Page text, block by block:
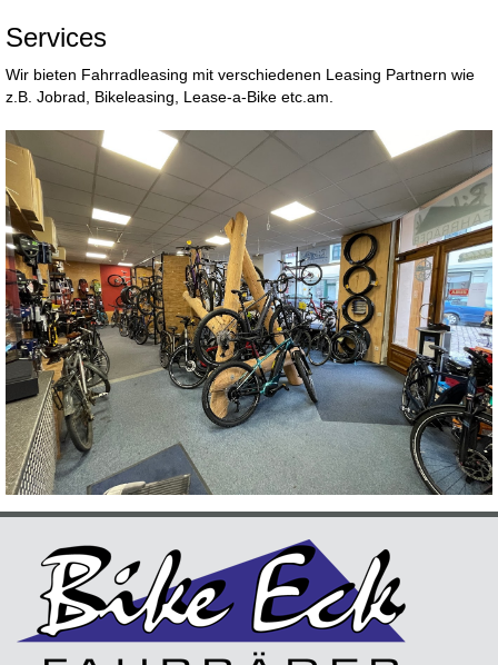
Services
Wir bieten Fahrradleasing mit verschiedenen Leasing Partnern wie
z.B. Jobrad, Bikeleasing, Lease-a-Bike etc.am.